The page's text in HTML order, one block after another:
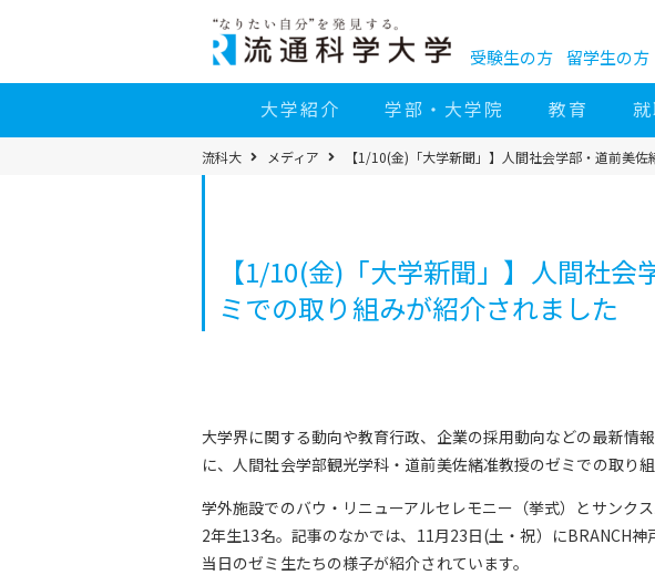
へ
受験生の方 留学生の方
大学紹介 学部・大学院 教育
パ
ン
流科大 メディア 【1/10(金)「大学新聞」】人間社会学部・道前美
【1/10(金)「大学新聞」】人間社
ミでの取り組みが紹介されました
大学界に関する動向や教育行政、企業の採用動向などの最新情
に、人間社会学部観光学科・道前美佐緒准教授のゼミでの取り
学外施設でのバウ・リニューアルセレモニー（挙式）とサンク
2年生13名。記事のなかでは、11月23日(土・祝）にBRANCH神
当日のゼミ生たちの様子が紹介されています。